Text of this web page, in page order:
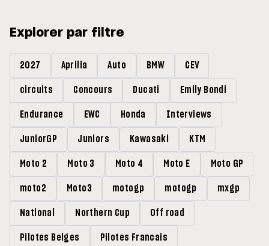
Explorer par filtre
2027 Aprilia Auto BMW CEV
circuits Concours Ducati Emily Bondi
Endurance EWC Honda Interviews
JuniorGP Juniors Kawasaki KTM
Moto 2 Moto 3 Moto 4 Moto E Moto GP
moto2 Moto3 motogp motogp mxgp
National Northern Cup Off road
Pilotes Belges Pilotes Francais